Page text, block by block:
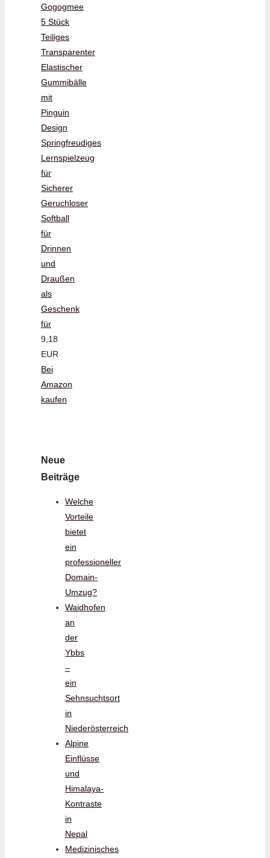
Gogogmee
5 Stück
Teiliges
Transparenter
Elastischer
Gummibälle
mit
Pinguin
Design
Springfreudiges
Lernspielzeug
für
Sicherer
Geruchloser
Softball
für
Drinnen
und
Draußen
als
Geschenk
für
9,18
EUR
Bei
Amazon
kaufen
Neue
Beiträge
Welche
Vorteile
bietet
ein
professioneller
Domain-
Umzug?
Waidhofen
an
der
Ybbs
–
ein
Sehnsuchtsort
in
Niederösterreich
Alpine
Einflüsse
und
Himalaya-
Kontraste
in
Nepal
Medizinisches